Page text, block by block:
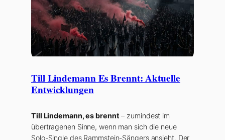
Till Lindemann Es Brennt: Aktuelle
Entwicklungen
Till Lindemann, es brennt – zumindest im
übertragenen Sinne, wenn man sich die neue
Solo-Single des Rammstein-Sängers ansieht. Der